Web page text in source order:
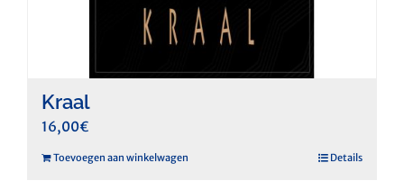
Kraal
16,00€
Toevoegen aan winkelwagen Details